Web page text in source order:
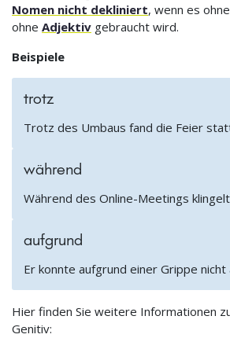
Nomen nicht dekliniert, wenn es
ohne Adjektiv gebraucht wird.
Beispiele
trotz
Trotz des Umbaus fand die Feier
während
Während des Online-Meetings
aufgrund
Er konnte aufgrund einer Grippe nicht
Hier finden Sie weitere Informationen
Genitiv: